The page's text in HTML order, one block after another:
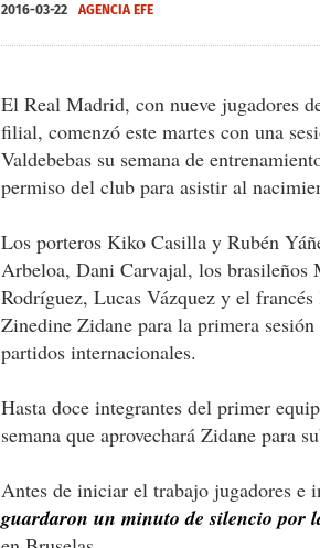
2016-03-22 AGENCIA EFE
El Real Madrid, con nueve jugadores
filial, comenzó este martes con una
Valdebebas su semana de
permiso del club para asistir al
Los porteros Kiko Casilla y Rubén
Arbeloa, Dani Carvajal, los brasileños
Rodríguez, Lucas Vázquez y el
Zinedine Zidane para la primera
partidos internacionales.
Hasta doce integrantes del primer
semana que aprovechará Zidane para
Antes de iniciar el trabajo jugadores e
guardaron un minuto de silencio por